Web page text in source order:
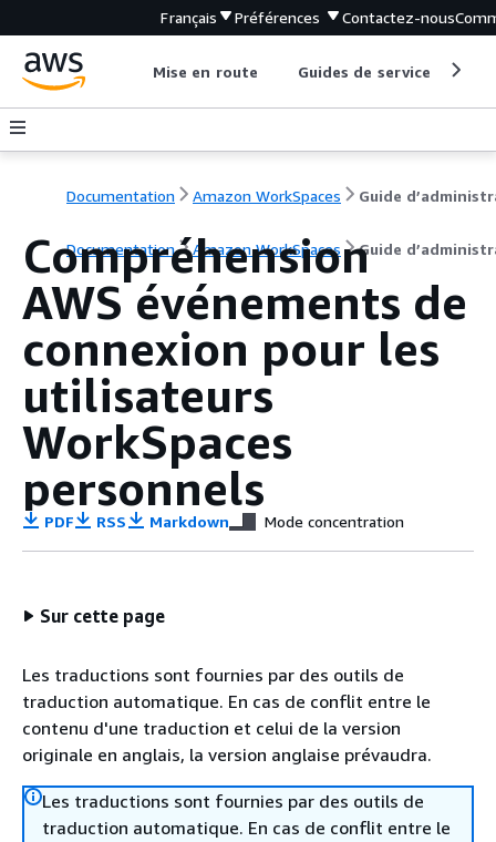
Français Préférences Contactez-nous
Mise en route Guides de service
Documentation Amazon WorkSpaces
Documentation Amazon WorkSpaces Guide
Compréhension
AWS événements de
connexion pour les
utilisateurs
WorkSpaces
personnels
PDF RSS Markdown Mode concentration
Sur cette page
Les traductions sont fournies par des outils de
traduction automatique. En cas de conflit entre le
contenu d'une traduction et celui de la version
originale en anglais, la version anglaise prévaudra.
Les traductions sont fournies par des outils de
traduction automatique. En cas de conflit entre le